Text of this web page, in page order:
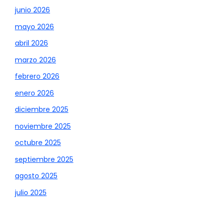
junio 2026
mayo 2026
abril 2026
marzo 2026
febrero 2026
enero 2026
diciembre 2025
noviembre 2025
octubre 2025
septiembre 2025
agosto 2025
julio 2025